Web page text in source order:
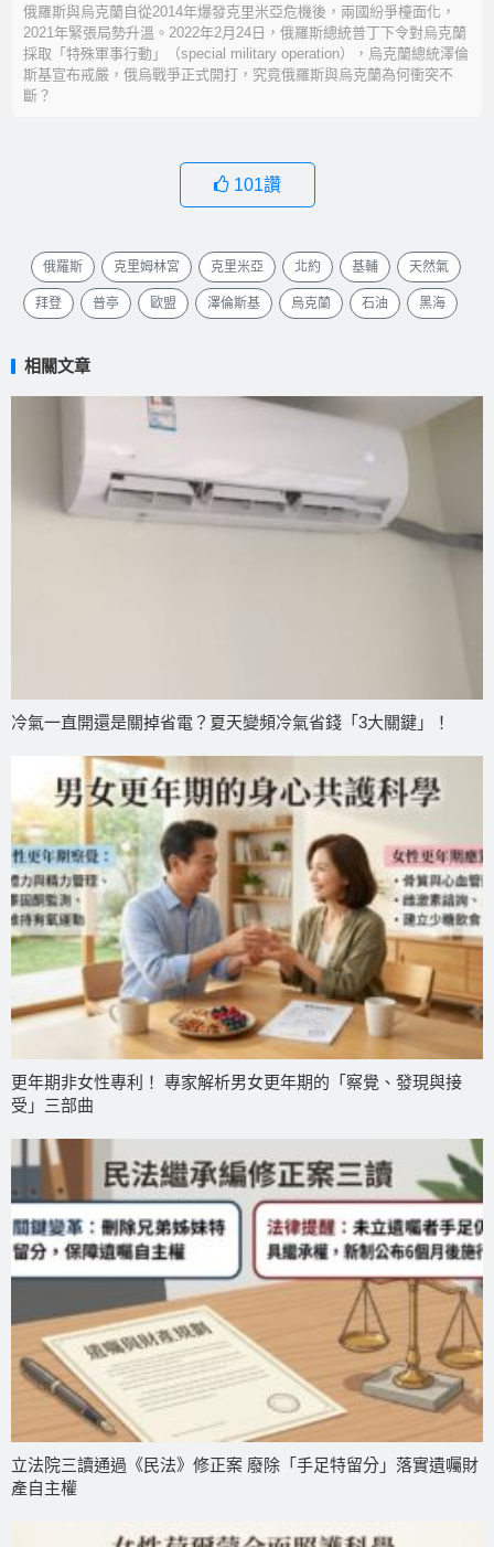
俄羅斯與烏克蘭自從2014年爆發克里米亞危機後，兩國紛爭檯面化，
2021年緊張局勢升溫。2022年2月24日，俄羅斯總統普丁下令對烏克蘭
採取「特殊軍事行動」（special military operation），烏克蘭總統澤倫
斯基宣布戒嚴，俄烏戰爭正式開打，究竟俄羅斯與烏克蘭為何衝突不
斷？
101讚
俄羅斯 克里姆林宮 克里米亞 北約 基輔 天然氣
拜登 普亭 歐盟 澤倫斯基 烏克蘭 石油 黑海
相關文章
冷氣一直開還是關掉省電？夏天變頻冷氣省錢「3大關鍵」！
更年期非女性專利！ 專家解析男女更年期的「察覺、發現與接
受」三部曲
立法院三讀通過《民法》修正案 廢除「手足特留分」落實遺囑財
產自主權